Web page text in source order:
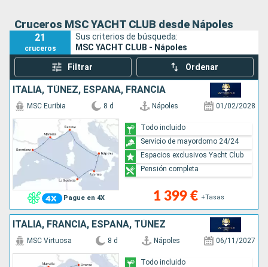
Cruceros MSC YACHT CLUB desde Nápoles
21
cruceros
Sus criterios de búsqueda:
MSC YACHT CLUB - Nápoles
Filtrar Ordenar
ITALIA, TÚNEZ, ESPAÑA, FRANCIA
Pague en 4X
MSC Euribia 8 d Nápoles 01/02/2028
1 399 € +Tasas
Todo incluido
Servicio de mayordomo 24/24
Espacios exclusivos Yacht Club
Pensión completa
ITALIA, FRANCIA, ESPAÑA, TÚNEZ
MSC Virtuosa 8 d Nápoles 06/11/2027
Todo incluido